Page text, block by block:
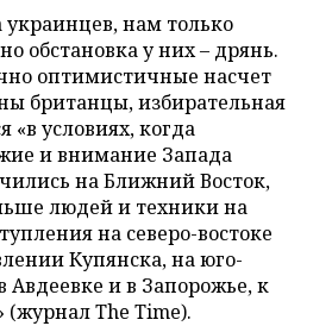
украинцев, нам только
обстановка у них – дрянь.
оптимистичные насчет
британцы, избирательная
«в условиях, когда
и внимание Запада
на Ближний Восток,
людей и техники на
на северо-востоке
Купянска, на юго-
Авдеевке и в Запорожье, к
(журнал The Time).